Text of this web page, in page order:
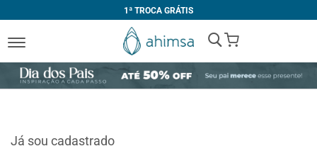
1ª TROCA GRÁTIS
My Cart
Já sou cadastrado